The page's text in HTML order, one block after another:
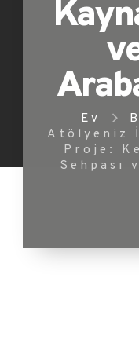
Ev
Atölyeniz
Proje:
Sehpası